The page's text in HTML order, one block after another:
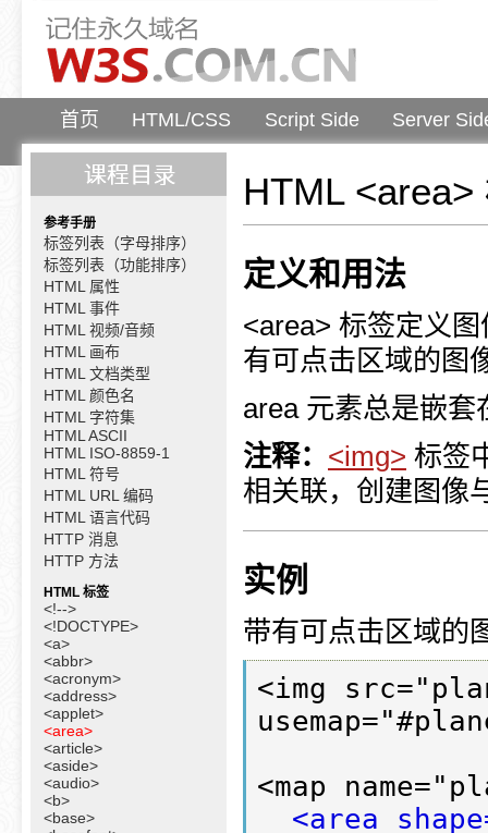
首页 HTML/CSS Script Side Server
参考手册
标签列表（字母排序）
标签列表（功能排序）
HTML 属性
HTML 事件
HTML 视频/音频
HTML 画布
HTML 文档类型
HTML 颜色名
HTML 字符集
HTML ASCII
HTML ISO-8859-1
HTML 符号
HTML URL 编码
HTML 语言代码
HTTP 消息
HTTP 方法
HTML 标签
<!-->
<!DOCTYPE>
<a>
<abbr>
<acronym>
<address>
<applet>
<area>
<article>
<aside>
<audio>
<b>
<base>
HTML <area>
定义和用法
<area> 标签定义
有可点击区域的图
area 元素总是嵌套
注释： <img> 标签
相关联，创建图像
实例
带有可点击区域的
<img
<map
<area